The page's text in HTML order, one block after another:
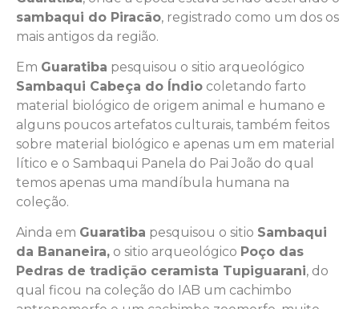
sambaqui do Piracão, registrado como um dos os
mais antigos da região.
Em Guaratiba pesquisou o sitio arqueológico
Sambaqui Cabeça do Índio coletando farto
material biológico de origem animal e humano e
alguns poucos artefatos culturais, também feitos
sobre material biológico e apenas um em material
lítico e o Sambaqui Panela do Pai João do qual
temos apenas uma mandíbula humana na
coleção.
Ainda em Guaratiba pesquisou o sitio Sambaqui
da Bananeira, o sitio arqueológico Poço das
Pedras de tradição ceramista Tupiguarani, do
qual ficou na coleção do IAB um cachimbo